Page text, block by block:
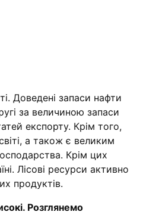
Доведені запаси нафти
за величиною запаси
експорту. Крім того,
а також є великим
Крім цих
Лісові ресурси активно
продуктів.
Розглянемо